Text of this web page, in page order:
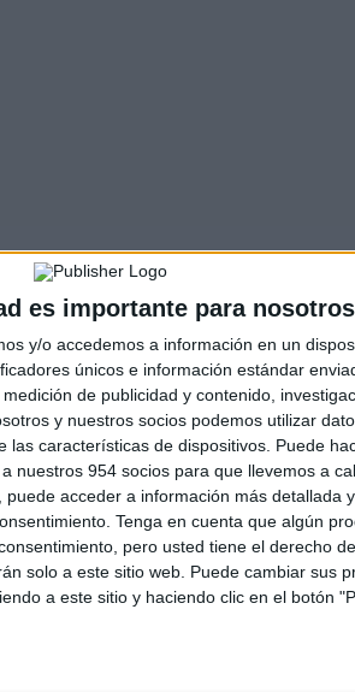
es importante para nosotros
y/o accedemos a información en un
únicos e información estándar
de publicidad y contenido,
y nuestros socios podemos utilizar
las características de dispositivos. Puede
nuestros 954 socios para que llevemos a
acceder a información más detallada
Tenga en cuenta que algún
pero usted tiene el derecho
solo a este sitio web. Puede cambiar sus
a este sitio y haciendo clic en el botón